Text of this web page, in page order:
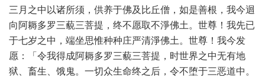
三月之中以诸所须，供养于佛及比丘僧，如是善根，我今迴
向阿耨多罗三藐三菩提，终不愿取不淨佛土。世尊！我先已
于七岁之中，端坐思惟种种庄严清淨佛土。世尊！我今发
愿：「令我得成阿耨多罗三藐三菩提，时世界之中无有地
狱、畜生、饿鬼。一切众生命终之后，令不堕于三恶道中。